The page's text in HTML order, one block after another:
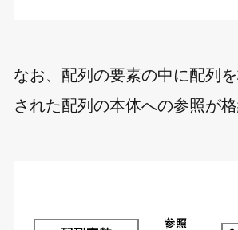
なお、配列の要素の中に配列
された配列の本体への参照が